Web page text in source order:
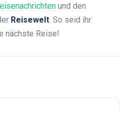
und den
Reisewelt . So seid ihr
nächste Reise!